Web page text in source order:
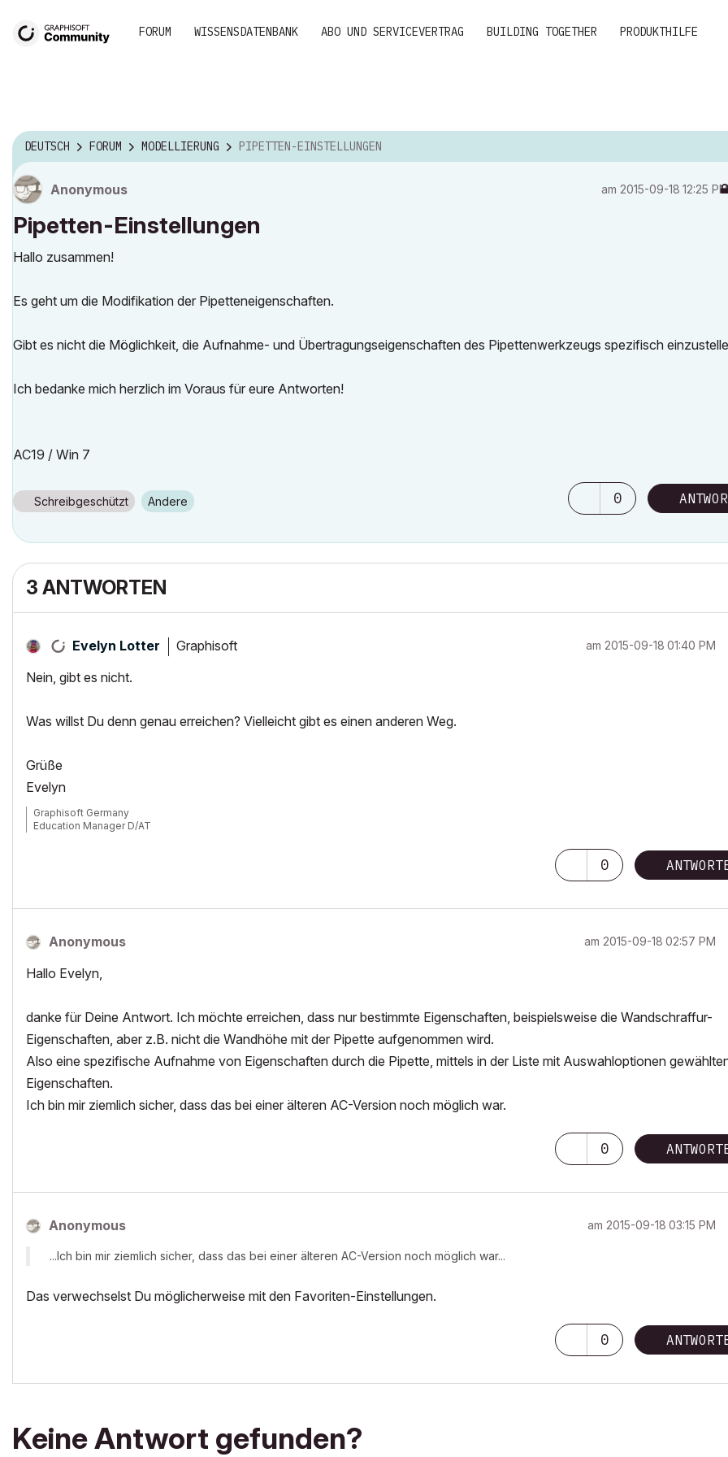
FORUM WISSENSDATENBANK ABO UND SERVICEVERTRAG BUILDING TOGETHER PRODUKTHILFE
DEUTSCH FORUM MODELLIERUNG PIPETTEN-EINSTELLUNGEN
Anonymous am ‎2015-09-18 12:25 PM
Pipetten-Einstellungen
Hallo zusammen!
Es geht um die Modifikation der Pipetteneigenschaften.
Gibt es nicht die Möglichkeit, die Aufnahme- und Übertragungseigenschaften des Pipettenwerkzeugs spezifisch
Ich bedanke mich herzlich im Voraus für eure Antworten!
AC19 / Win 7
Schreibgeschützt Andere 0
3 ANTWORTEN
Evelyn Lotter Graphisoft am ‎2015-09-18 01:40 PM
Nein, gibt es nicht.
Was willst Du denn genau erreichen? Vielleicht gibt es einen anderen Weg.
Grüße
Evelyn
Graphisoft Germany
Education Manager D/AT
0
Anonymous am ‎2015-09-18 02:57 PM
Hallo Evelyn,
danke für Deine Antwort. Ich möchte erreichen, dass nur bestimmte Eigenschaften, beispielsweise die Wandschraffur-
Eigenschaften, aber z.B. nicht die Wandhöhe mit der Pipette aufgenommen wird.
Also eine spezifische Aufnahme von Eigenschaften durch die Pipette, mittels in der Liste mit Auswahloptionen
Eigenschaften.
Ich bin mir ziemlich sicher, dass das bei einer älteren AC-Version noch möglich war.
0
Anonymous am ‎2015-09-18 03:15 PM
...Ich bin mir ziemlich sicher, dass das bei einer älteren AC-Version noch möglich war...
Das verwechselst Du möglicherweise mit den Favoriten-Einstellungen.
0
Keine Antwort gefunden?